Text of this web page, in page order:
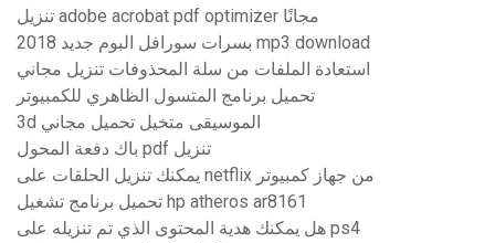
تنزيل adobe acrobat pdf optimizer مجانًا
بسرات سورافل البوم جديد 2018 mp3 download
استعادة الملفات من سلة المحذوفات تنزيل مجاني
تحميل برنامج المتسول الظاهري للكمبيوتر
3d الموسيقى متخيل تحميل مجاني
باك دفعة المحول pdf تنزيل
يمكنك تنزيل الحلقات على netflix من جهاز كمبيوتر
تحميل برنامج تشغيل hp atheros ar8161
هل يمكنك هدية المحتوى الذي تم تنزيله على ps4